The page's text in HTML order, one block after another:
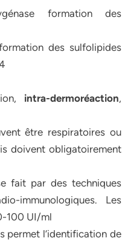
formation des
des sulfolipides
intra-dermoréaction,
être respiratoires ou
doivent obligatoirement
fait par des techniques
immunologiques. Les
100 UI/ml
permet l’identification de